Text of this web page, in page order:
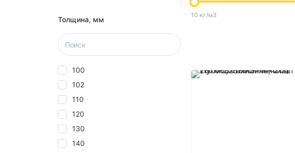
Толщина, мм
100
102
110
120
130
140
10 кг/м3